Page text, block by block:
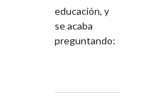
educación, y
se acaba
preguntando: